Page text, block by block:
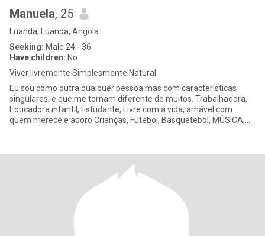
Manuela, 25
Luanda, Luanda, Angola
Seeking: Male 24 - 36
Have children: No
Viver livremente Simplesmente Natural
Eu sou como outra qualquer pessoa mas com características
singulares, e que me tornam diferente de muitos. Trabalhadora,
Educadora infantil, Estudante, Livre com a vida, amável com
quem merece e adoro Crianças, Futebol, Basquetebol, MÚSICA,